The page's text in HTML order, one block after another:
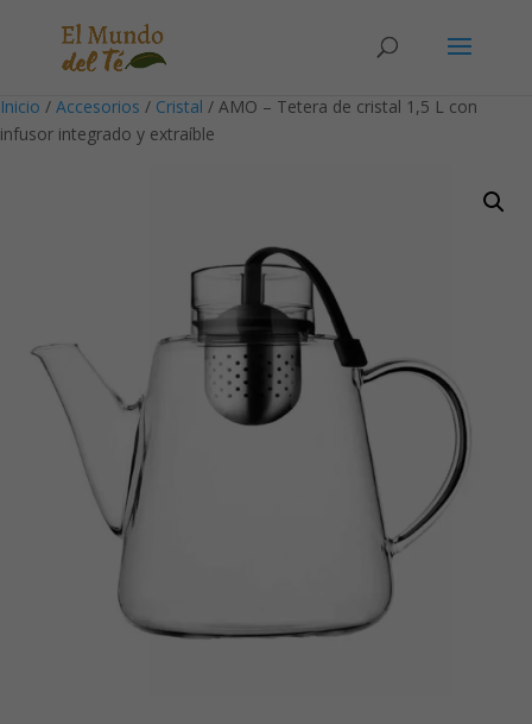
Inicio / Accesorios / Cristal / AMO – Tetera de cristal 1,5 L con
infusor integrado y extraíble